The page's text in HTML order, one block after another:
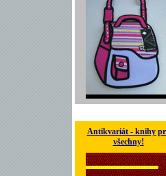
Antikvariát - knihy
všechny!